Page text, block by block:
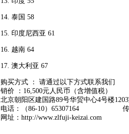
14. 泰国 58
15. 印度尼西亚 61
16. 越南 64
17. 澳大利亚 67
购买方式 ： 请通过以下方式联系我们
销价 ：16,500元人民币（含增值税）
北京朝阳区建国路89号华贸中心4号楼
电话：（86-10）65307164 传真
网址：http://www.zlfuji-keizai.com